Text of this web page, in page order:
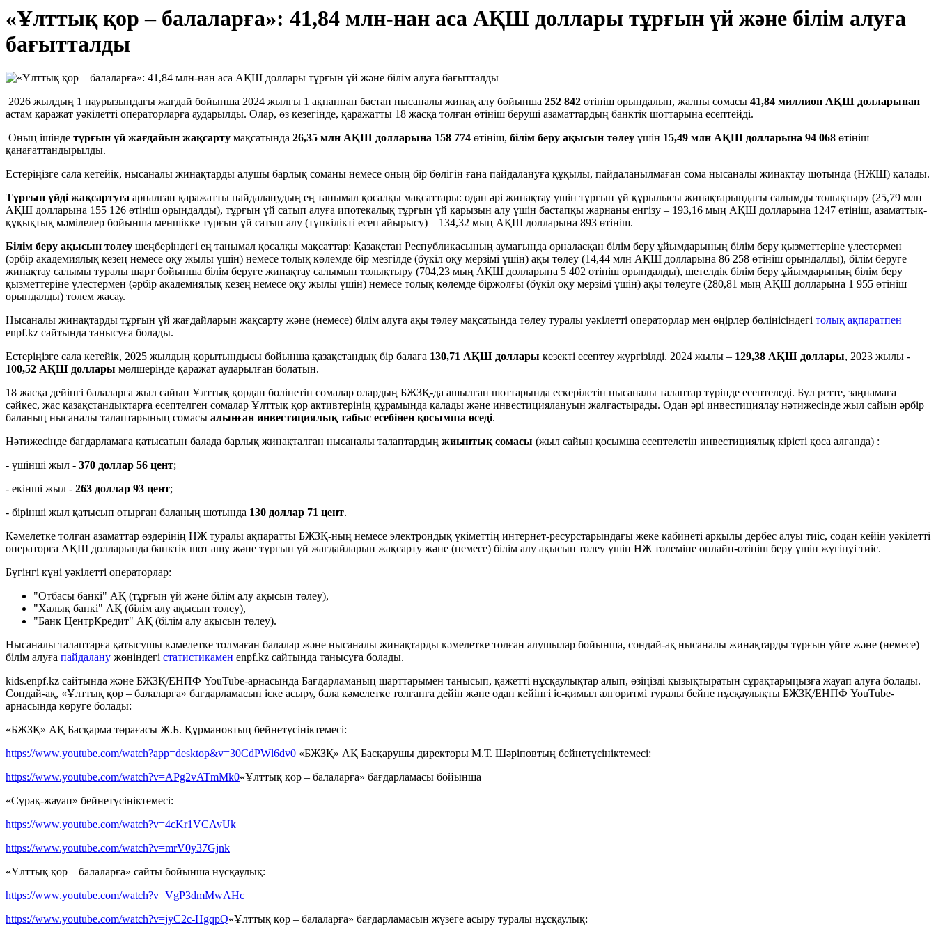
«Ұлттық қор – балаларға»: 41,84 млн-нан аса АҚШ доллары тұрғын үй және білім алуға
бағытталды
2026 жылдың 1 наурызындағы жағдай бойынша 2024 жылғы 1 ақпаннан бастап нысаналы жинақ алу бойынша 252 842 өтініш орындалып, жалпы сомасы 41,84 миллион АҚШ долларынан
астам қаражат уәкілетті операторларға аударылды. Олар, өз кезегінде, қаражатты 18 жасқа толған өтініш беруші азаматтардың банктік шоттарына есептейді.
Оның ішінде тұрғын үй жағдайын жақсарту мақсатында 26,35 млн АҚШ долларына 158 774 өтініш, білім беру ақысын төлеу үшін 15,49 млн АҚШ долларына 94 068 өтініш
қанағаттандырылды.
Естеріңізге сала кетейік, нысаналы жинақтарды алушы барлық соманы немесе оның бір бөлігін ғана пайдалануға құқылы, пайдаланылмаған сома нысаналы жинақтау шотында (НЖШ) қалады.
Тұрғын үйді жақсартуға арналған қаражатты пайдаланудың ең танымал қосалқы мақсаттары: одан әрі жинақтау үшін тұрғын үй құрылысы жинақтарындағы салымды толықтыру (25,79 млн
АҚШ долларына 155 126 өтініш орындалды), тұрғын үй сатып алуға ипотекалық тұрғын үй қарызын алу үшін бастапқы жарнаны енгізу – 193,16 мың АҚШ долларына 1247 өтініш, азаматтық-
құқықтық мәмілелер бойынша меншікке тұрғын үй сатып алу (түпкілікті есеп айырысу) – 134,32 мың АҚШ долларына 893 өтініш.
Білім беру ақысын төлеу шеңберіндегі ең танымал қосалқы мақсаттар: Қазақстан Республикасының аумағында орналасқан білім беру ұйымдарының білім беру қызметтеріне үлестермен
(әрбір академиялық кезең немесе оқу жылы үшін) немесе толық көлемде бір мезгілде (бүкіл оқу мерзімі үшін) ақы төлеу (14,44 млн АҚШ долларына 86 258 өтініш орындалды), білім беруге
жинақтау салымы туралы шарт бойынша білім беруге жинақтау салымын толықтыру (704,23 мың АҚШ долларына 5 402 өтініш орындалды), шетелдік білім беру ұйымдарының білім беру
қызметтеріне үлестермен (әрбір академиялық кезең немесе оқу жылы үшін) немесе толық көлемде біржолғы (бүкіл оқу мерзімі үшін) ақы төлеуге (280,81 мың АҚШ долларына 1 955 өтініш
орындалды) төлем жасау.
Нысаналы жинақтарды тұрғын үй жағдайларын жақсарту және (немесе) білім алуға ақы төлеу мақсатында төлеу туралы уәкілетті операторлар мен өңірлер бөлінісіндегі толық ақпаратпен
enpf.kz сайтында танысуға болады.
Естеріңізге сала кетейік, 2025 жылдың қорытындысы бойынша қазақстандық бір балаға 130,71 АҚШ доллары кезекті есептеу жүргізілді. 2024 жылы – 129,38 АҚШ доллары, 2023 жылы -
100,52 АҚШ доллары мөлшерінде қаражат аударылған болатын.
18 жасқа дейінгі балаларға жыл сайын Ұлттық қордан бөлінетін сомалар олардың БЖЗҚ-да ашылған шоттарында ескерілетін нысаналы талаптар түрінде есептеледі. Бұл ретте, заңнамаға
сәйкес, жас қазақстандықтарға есептелген сомалар Ұлттық қор активтерінің құрамында қалады және инвестициялануын жалғастырады. Одан әрі инвестициялау нәтижесінде жыл сайын әрбір
баланың нысаналы талаптарының сомасы алынған инвестициялық табыс есебінен қосымша өседі.
Нәтижесінде бағдарламаға қатысатын балада барлық жинақталған нысаналы талаптардың жиынтық сомасы (жыл сайын қосымша есептелетін инвестициялық кірісті қоса алғанда) :
- үшінші жыл - 370 доллар 56 цент;
- екінші жыл - 263 доллар 93 цент;
- бірінші жыл қатысып отырған баланың шотында 130 доллар 71 цент.
Кәмелетке толған азаматтар өздерінің НЖ туралы ақпаратты БЖЗҚ-ның немесе электрондық үкіметтің интернет-ресурстарындағы жеке кабинеті арқылы дербес алуы тиіс, содан кейін уәкілетті
операторға АҚШ долларында банктік шот ашу және тұрғын үй жағдайларын жақсарту және (немесе) білім алу ақысын төлеу үшін НЖ төлеміне онлайн-өтініш беру үшін жүгінуі тиіс.
Бүгінгі күні уәкілетті операторлар:
"Отбасы банкі" АҚ (тұрғын үй және білім алу ақысын төлеу),
"Халық банкі" АҚ (білім алу ақысын төлеу),
"Банк ЦентрКредит" АҚ (білім алу ақысын төлеу).
Нысаналы талаптарға қатысушы кәмелетке толмаған балалар және нысаналы жинақтарды кәмелетке толған алушылар бойынша, сондай-ақ нысаналы жинақтарды тұрғын үйге және (немесе)
білім алуға пайдалану жөніндегі статистикамен enpf.kz сайтында танысуға болады.
kids.enpf.kz сайтында және БЖЗҚ/ЕНПФ YouTube-арнасында Бағдарламаның шарттарымен танысып, қажетті нұсқаулықтар алып, өзіңізді қызықтыратын сұрақтарыңызға жауап алуға болады.
Сондай-ақ, «Ұлттық қор – балаларға» бағдарламасын іске асыру, бала кәмелетке толғанға дейін және одан кейінгі іс-қимыл алгоритмі туралы бейне нұсқаулықты БЖЗҚ/ЕНПФ YouTube-
арнасында көруге болады:
«БЖЗҚ» АҚ Басқарма төрағасы Ж.Б. Құрмановтың бейнетүсініктемесі:
https://www.youtube.com/watch?app=desktop&v=30CdPWl6dv0 «БЖЗҚ» АҚ Басқарушы директоры М.Т. Шәріповтың бейнетүсініктемесі:
https://www.youtube.com/watch?v=APg2vATmMk0«Ұлттық қор – балаларға» бағдарламасы бойынша
«Сұрақ-жауап» бейнетүсініктемесі:
https://www.youtube.com/watch?v=4cKr1VCAvUk
https://www.youtube.com/watch?v=mrV0y37Gjnk
«Ұлттық қор – балаларға» сайты бойынша нұсқаулық:
https://www.youtube.com/watch?v=VgP3dmMwAHc
https://www.youtube.com/watch?v=jyC2c-HgqpQ«Ұлттық қор – балаларға» бағдарламасын жүзеге асыру туралы нұсқаулық: